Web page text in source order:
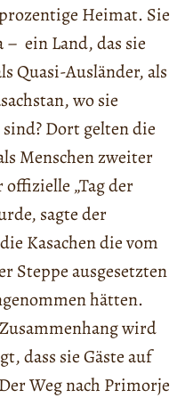
Heimat. Sie
– ein Land, das sie
Quasi-Ausländer, als
wo sie
Dort gelten die
Menschen zweiter
offizielle „Tag der
sagte der
Kasachen die vom
Steppe ausgesetzten
hätten.
wird
dass sie Gäste auf
Weg nach Primorje